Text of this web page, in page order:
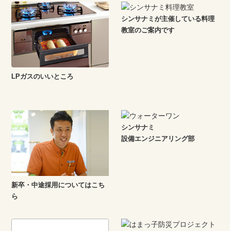
LPガスのいいところ
シンサナミが主催している料理
教室のご案内です
新卒・中途採用についてはこち
ら
シンサナミ
設備エンジニアリング部